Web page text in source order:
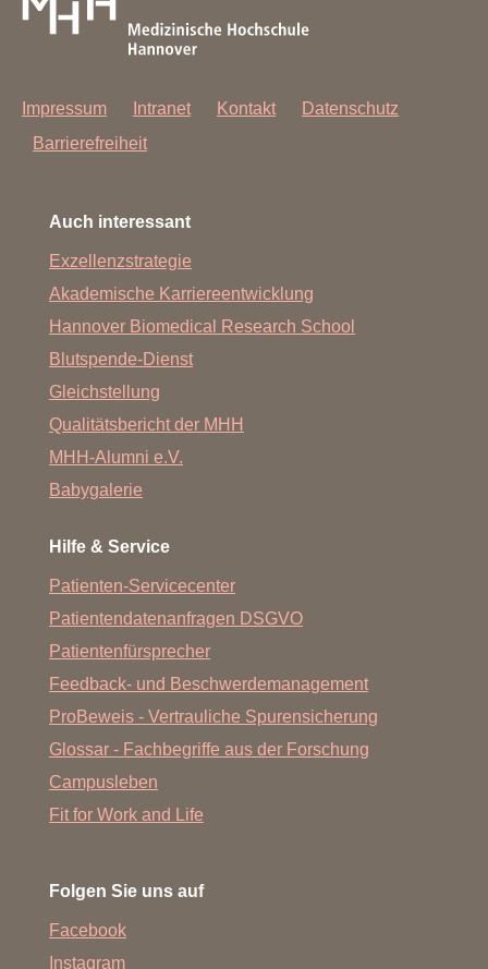
Impressum Intranet Kontakt
Datenschutz
Barrierefreiheit
Auch interessant
Exzellenzstrategie
Akademische Karriereentwicklung
Hannover Biomedical Research School
Blutspende-Dienst
Gleichstellung
Qualitätsbericht der MHH
MHH-Alumni e.V.
Babygalerie
Hilfe & Service
Patienten-Servicecenter
Patientendatenanfragen DSGVO
Patientenfürsprecher
Feedback- und Beschwerdemanagement
ProBeweis - Vertrauliche Spurensicherung
Glossar - Fachbegriffe aus der Forschung
Campusleben
Fit for Work and Life
Folgen Sie uns auf
Facebook
Instagram